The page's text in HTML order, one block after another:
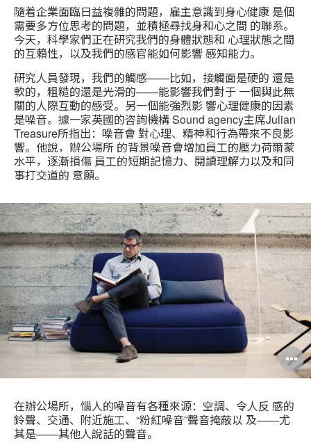
隨着企業面臨日益複雜的問題，雇主意識到身心健康 是個
需要多方位思考的問題，並積極尋找身和心之間 的聯系。
今天，科學家們正在研究我們的身體狀態和 心理狀態之間
的互賴性，以及我們的感官能如何影響 感知能力。
研究人員發現，我們的觸感——比如，接觸面是硬的 還是
軟的，粗糙的還是光滑的——能影響我們對于 一個與此無
關的人際互動的感受。另一個能強烈影 響心理健康的因素
是噪音。據一家英國的咨詢機構 Sound agency主席Julian
Treasure所指出：噪音會 對心理、精神和行為帶來不良影
響。他說，辦公場所 的背景噪音會增加員工的壓力荷爾蒙
水平，逐漸損傷 員工的短期記憶力、閱讀理解力以及和同
事打交道的 意願。
在辦公場所，惱人的噪音有各種來源：空調、令人反 感的
鈴聲、交通、附近施工、“粉紅噪音”聲音掩蔽以 及——尤
其是——其他人說話的聲音。